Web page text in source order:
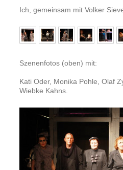
Ich, gemeinsam mit Volker
Szenenfotos (oben) mit:
Kati Oder, Monika Pohle, Olaf
Wiebke Kahns.